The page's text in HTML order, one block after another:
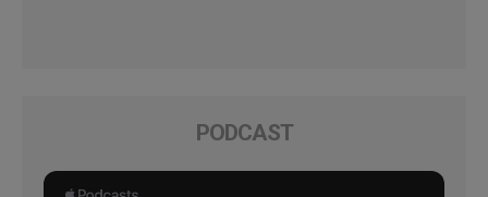
PODCAST